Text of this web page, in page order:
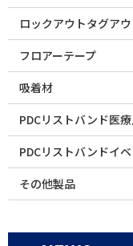
ロックアウトタグアウ
フロアーテープ
吸着材
PDCリストバンド医
PDCリストバンドイ
その他製品